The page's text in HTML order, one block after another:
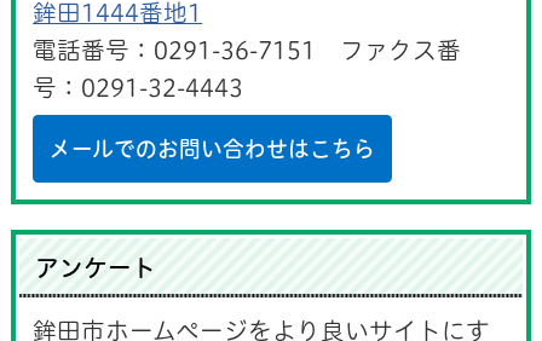
鉾田1444番地1
電話番号：0291-36-7151 ファクス番
号：0291-32-4443
メールでのお問い合わせはこちら
アンケート
鉾田市ホームページをより良いサイトにす